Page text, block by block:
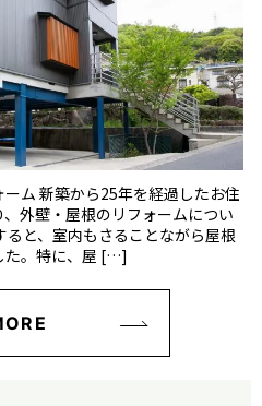
ム 新築から25年を経過したお住
外壁・屋根のリフォームについ
と、室内もさることながら屋根
た。特に、屋 […]